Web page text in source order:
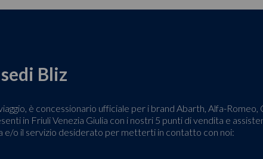
Bliz
è concessionario ufficiale per i brand Abarth, Alfa-
in Friuli Venezia Giulia con i nostri 5 punti di vendita e
e/o il servizio desiderato per metterti in contatto con noi: